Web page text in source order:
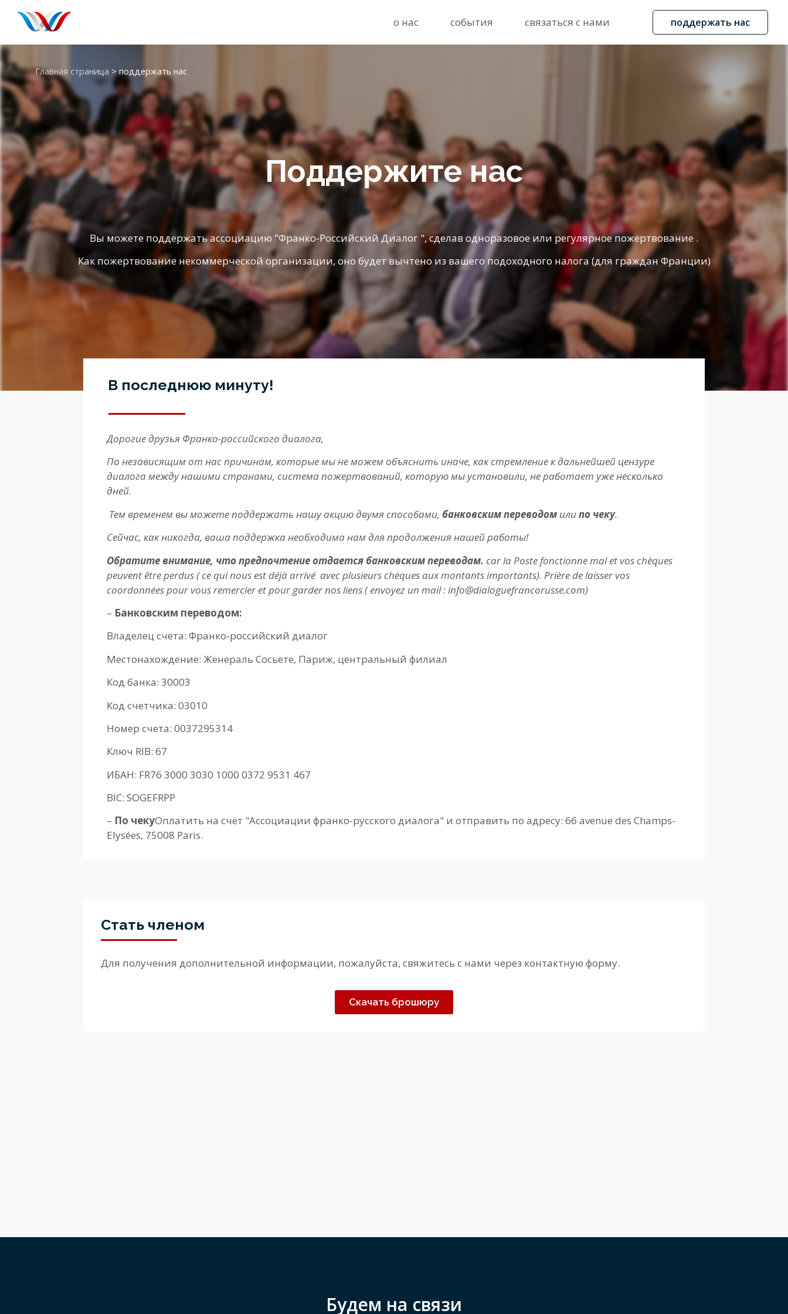
о нас события связаться с нами поддержать нас
Главная страница >поддержать нас
Поддержите нас
Вы можете поддержать ассоциацию "Франко-Российский Диалог ", сделав одноразовое или регулярное пожертвование .
Как пожертвование некоммерческой организации, оно будет вычтено из вашего подоходного налога (для граждан Франции)
В последнюю минуту!
Дорогие друзья Франко-российского диалога,
По независящим от нас причинам, которые мы не можем объяснить иначе, как стремление к дальнейшей цензуре
диалога между нашими странами, система пожертвований, которую мы установили, не работает уже несколько
дней.
Тем временем вы можете поддержать нашу акцию двумя способами, банковским переводом илипо чеку.
Сейчас, как никогда, ваша поддержка необходима нам для продолжения нашей работы!
Обратите внимание, что предпочтение отдается банковским переводам. car la Poste fonctionne mal et vos chèques
peuvent être perdus ( ce qui nous est déjà arrivé avec plusieurs chèques aux montants importants). Prière de laisser vos
coordonnées pour vous remercier et pour garder nos liens ( envoyez un mail : info@dialoguefrancorusse.com)
– Банковским переводом:
Владелец счета: Франко-российский диалог
Местонахождение: Женераль Сосьете, Париж, центральный филиал
Код банка: 30003
Код счетчика: 03010
Номер счета: 0037295314
Ключ RIB: 67
ИБАН: FR76 3000 3030 1000 0372 9531 467
BIC: SOGEFRPP
– По чекуОплатить на счет "Ассоциации франко-русского диалога" и отправить по адресу: 66 avenue des Champs-
Elysées, 75008 Paris.
Стать членом
Для получения дополнительной информации, пожалуйста, свяжитесь с нами через контактную форму.
Скачать брошюру
Будем на связи